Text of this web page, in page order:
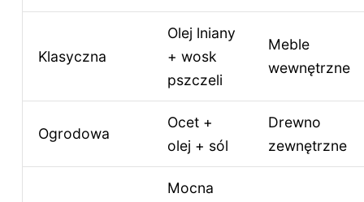
Klasyczna
Olej lniany
+ wosk
pszczeli
Meble
wewnętrzne
Ogrodowa
Ocet +
olej + sól
Drewno
zewnętrzne
Mocna